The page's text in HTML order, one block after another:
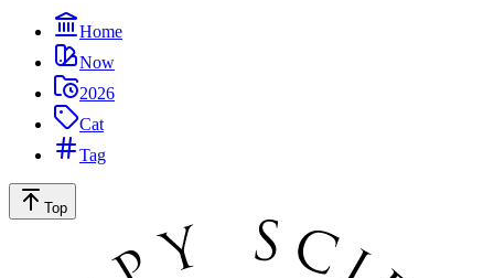
Home
Now
2026
Cat
Tag
Top